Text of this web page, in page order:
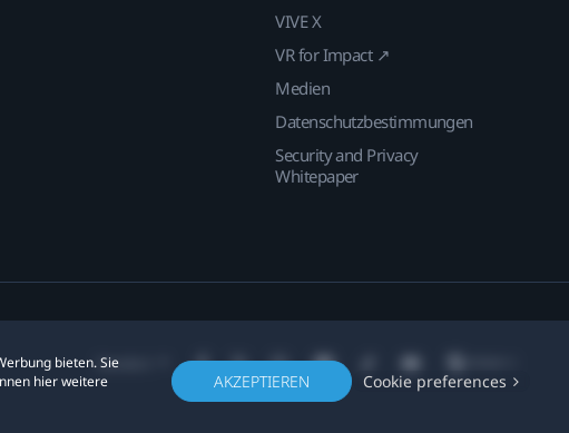
bieten. Sie
hier weitere
AKZEPTIEREN Cookie preferences
VIVE X
VR for Impact ↗
Medien
Datenschutzbestimmungen
Security and Privacy
Whitepaper
Standort